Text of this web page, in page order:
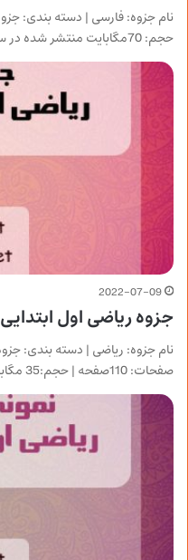
حجم: 70مگابایت منتشر شده در سایت…
2022-07-09
جزوه ریاضی اول ابتدایی
صفحات: 110صفحه | حجم:35 مگابایت…